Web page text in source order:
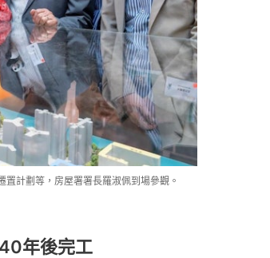
計劃等，房屋署署長羅淑佩到場參觀。
年後完工